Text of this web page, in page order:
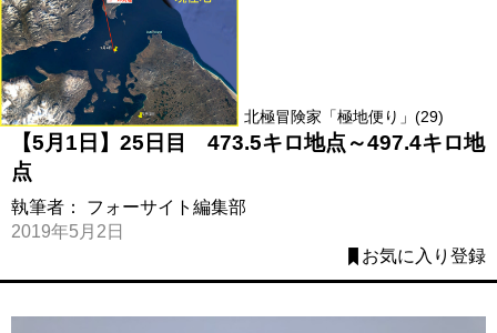
北極冒険家「極地便り」(29)
【5月1日】25日目 473.5キロ地点～497.4キロ地
点
執筆者： フォーサイト編集部
2019年5月2日
お気に入り登録